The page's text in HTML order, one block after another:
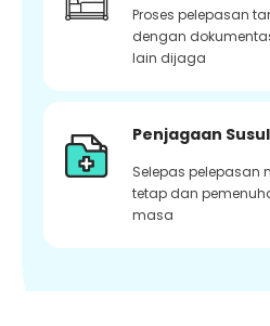
Proses pelepasan
dengan
lain dijaga
Penjagaan
Selepas pelepasan
tetap dan
masa